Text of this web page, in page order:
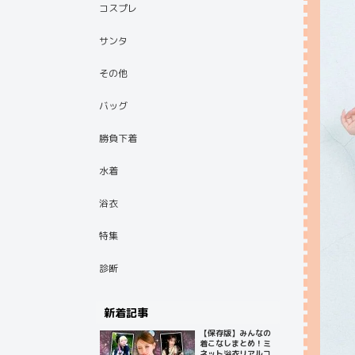
コスプレ
サンタ
その他
バッグ
勝負下着
水着
浴衣
特集
診断
新着記事
【保存版】みんなの
着こなしまとめ！ミ